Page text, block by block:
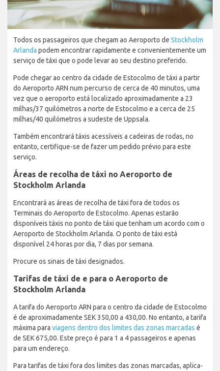
Todos os passageiros que chegam ao Aeroporto de Stockholm
Arlanda podem encontrar rapidamente e convenientemente um
serviço de táxi que o pode levar ao seu destino preferido.
Pode chegar ao centro da cidade de Estocolmo de táxi a partir
do Aeroporto ARN num percurso de cerca de 40 minutos, uma
vez que o aeroporto está localizado aproximadamente a 23
milhas/37 quilómetros a norte de Estocolmo e a cerca de 25
milhas/40 quilómetros a sudeste de Uppsala.
Também encontrará táxis acessíveis a cadeiras de rodas, no
entanto, certifique-se de fazer um pedido prévio para este
serviço.
Áreas de recolha de táxi no Aeroporto de
Stockholm Arlanda
Encontrará as áreas de recolha de táxi fora de todos os
Terminais do Aeroporto de Estocolmo. Apenas estarão
disponíveis táxis no ponto de táxi que tenham um acordo com o
Aeroporto de Stockholm Arlanda. O ponto de táxi está
disponível 24 horas por dia, 7 dias por semana.
Procure os sinais de táxi designados.
Tarifas de táxi de e para o Aeroporto de
Stockholm Arlanda
A tarifa do Aeroporto ARN para o centro da cidade de Estocolmo
é de aproximadamente SEK 350,00 a 430,00. No entanto, a tarifa
máxima para viagens dentro dos limites das zonas marcadas é
de SEK 675,00. Este preço é para 1 a 4 passageiros e apenas
para um endereço.
Para tarifas de táxi fora dos limites das zonas marcadas, aplica-